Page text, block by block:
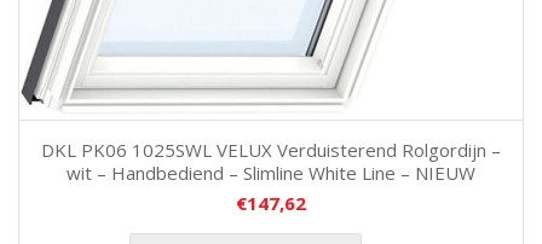
DKL PK06 1025SWL VELUX Verduisterend Rolgordijn –
wit – Handbediend – Slimline White Line – NIEUW
€147,62